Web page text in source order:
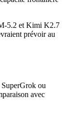
5.2 et Kimi K2.7
prévoir au
ou
avec